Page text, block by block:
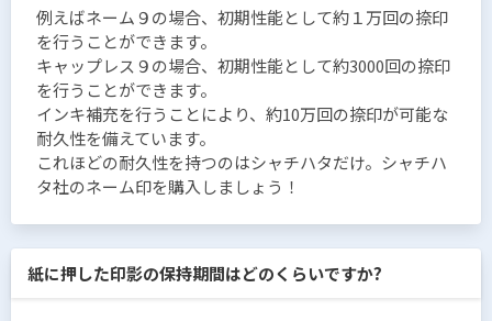
例えばネーム９の場合、初期性能として約１万回の捺印
を行うことができます。
キャップレス９の場合、初期性能として約3000回の捺印
を行うことができます。
インキ補充を行うことにより、約10万回の捺印が可能な
耐久性を備えています。
これほどの耐久性を持つのはシャチハタだけ。シャチハ
タ社のネーム印を購入しましょう！
紙に押した印影の保持期間はどのくらいですか?